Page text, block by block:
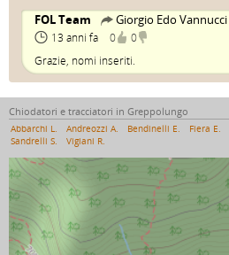
FOL Team Giorgio Edo Vannucci
13 anni fa 0
0
Grazie, nomi inseriti.
Chiodatori e tracciatori in Greppolungo
Abbarchi L. Andreozzi A. Bendinelli E. Fiera E.
Sandrelli S.
Vigiani R.